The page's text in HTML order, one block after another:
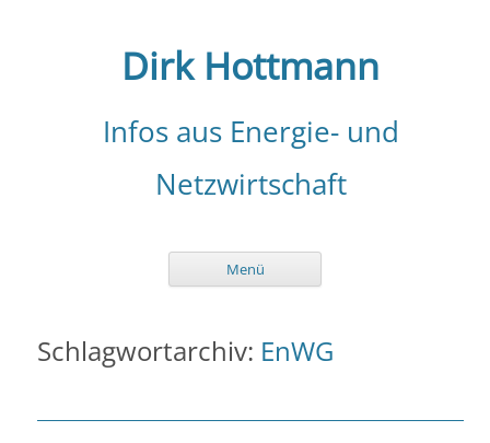
Dirk Hottmann
Infos aus Energie- und
Netzwirtschaft
Menü
Schlagwortarchiv: EnWG